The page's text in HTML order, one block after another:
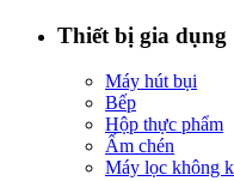
Thiết bị gia dụng
Máy hút bụi
Bếp
Hộp thực phẩm
Ấm chén
Máy lọc không